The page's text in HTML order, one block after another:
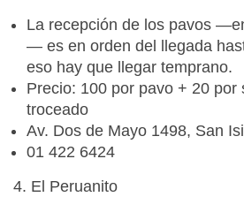
La recepción de los pavos
— es en orden del llegada
eso hay que llegar temprano.
Precio: 100 por pavo + 20 por
troceado
Av. Dos de Mayo 1498, San
01 422 6424
4. El Peruanito